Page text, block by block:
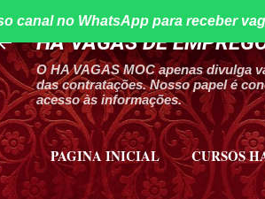
Pular para o
HA VAGAS DE
O HA VAGAS MOC apenas divulga
das contratações. Nosso papel é
acesso às informações.
canal no WhatsApp para receber
PAGINA INICIAL CURSOS